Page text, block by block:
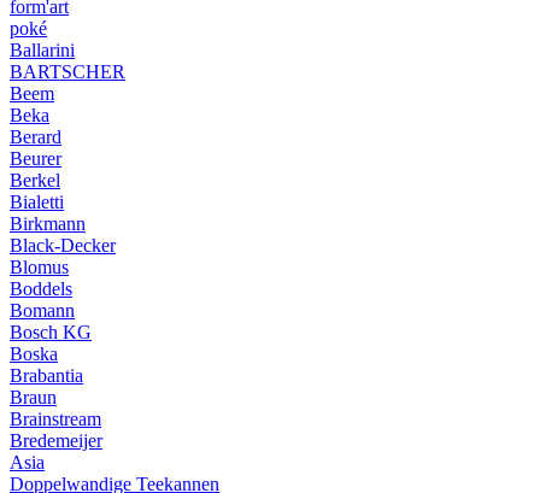
form'art
poké
Ballarini
BARTSCHER
Beem
Beka
Berard
Beurer
Berkel
Bialetti
Birkmann
Black-Decker
Blomus
Boddels
Bomann
Bosch KG
Boska
Brabantia
Braun
Brainstream
Bredemeijer
Asia
Doppelwandige Teekannen